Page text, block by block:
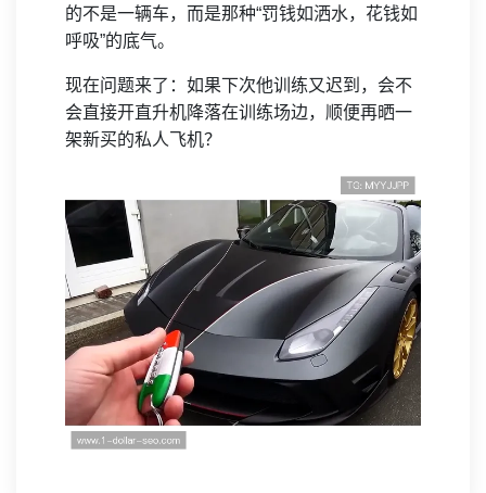
的不是一辆车，而是那种“罚钱如洒水，花钱如
呼吸”的底气。
现在问题来了：如果下次他训练又迟到，会不
会直接开直升机降落在训练场边，顺便再晒一
架新买的私人飞机？